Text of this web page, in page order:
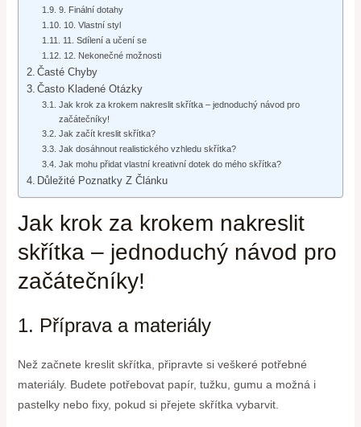
9. Finální dotahy
10. Vlastní styl
11. Sdílení a učení se
12. Nekonečné možnosti
Časté Chyby
Často Kladené Otázky
Jak krok za krokem nakreslit skřítka – jednoduchý návod pro
začátečníky!
Jak začít kreslit skřítka?
Jak dosáhnout realistického vzhledu skřítka?
Jak mohu přidat vlastní kreativní dotek do mého skřítka?
Důležité Poznatky Z Článku
Jak krok za krokem nakreslit
skřítka – jednoduchý návod pro
začátečníky!
1. Příprava a materiály
Než začnete kreslit skřítka, připravte si veškeré potřebné
materiály. Budete potřebovat papír, tužku, gumu a možná i
pastelky nebo fixy, pokud si přejete skřítka vybarvit.